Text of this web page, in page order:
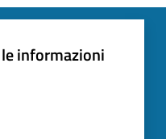
informazioni